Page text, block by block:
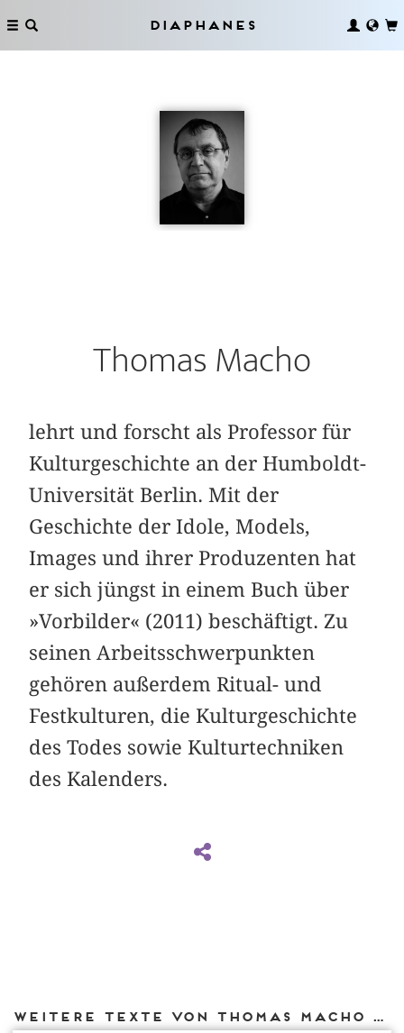
Diaphanes
Thomas Macho
lehrt und forscht als Professor für
Kulturgeschichte an der Humboldt-
Univer­sität Berlin. Mit der
Geschichte der Idole, Models,
Images und ihrer Produzenten hat
er sich jüngst in einem Buch über
»Vorbilder« (2011) beschäftigt. Zu
seinen Arbeitsschwerpunkten
gehören außerdem Ritual- und
Festkulturen, die Kulturgeschichte
des Todes sowie Kulturtechniken
des Kalenders.
Weitere Texte von Thomas Macho bei DIAPHANES